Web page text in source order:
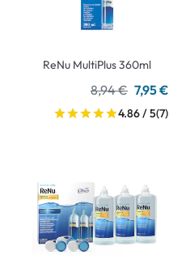
ReNu MultiPlus 360ml
8,94 € 7,95 €
4.86 / 5(7)